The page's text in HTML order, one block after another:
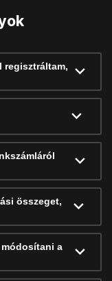
regisztráltam,
összeget,
a